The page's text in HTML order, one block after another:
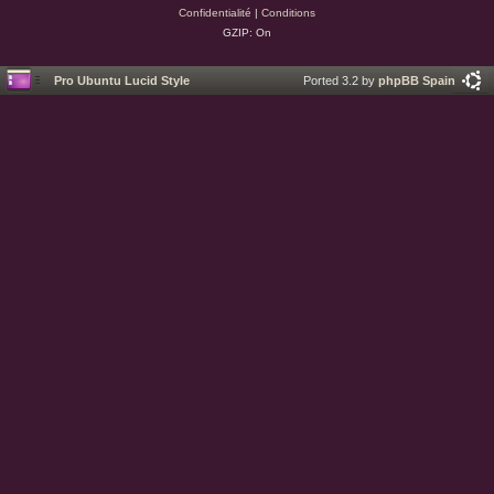
Confidentialité | Conditions
GZIP: On
Pro Ubuntu Lucid Style Ported 3.2 by phpBB Spain